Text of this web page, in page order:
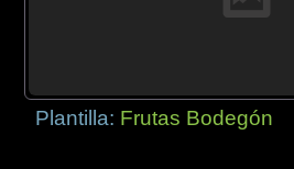
Plantilla: Frutas Bodegón